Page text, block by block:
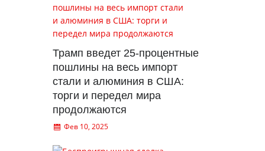
Трамп введет 25-процентные
пошлины на весь импорт
стали и алюминия в США:
торги и передел мира
продолжаются
Фев 10, 2025